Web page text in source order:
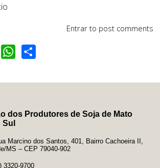
Entrar to post comments
PinterestWhatsApp
dos Produtores de Soja de Mato
Marcino dos Santos, 401, Bairro Cachoeira II,
MS – CEP 79040-902
3320-9700